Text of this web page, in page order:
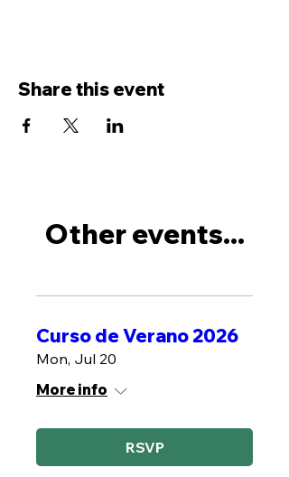
Share this event
Other events...
Curso de Verano 2026
Mon, Jul 20
More info
RSVP